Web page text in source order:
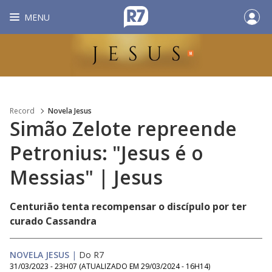
MENU
Record Novela Jesus
Simão Zelote repreende
Petronius: "Jesus é o
Messias" | Jesus
Centurião tenta recompensar o discípulo por ter
curado Cassandra
NOVELA JESUS | Do R7
31/03/2023 - 23H07 (ATUALIZADO EM 29/03/2024 - 16H14)